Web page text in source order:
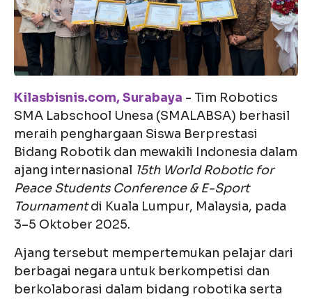
Kilasbisnis.com, Surabaya - Tim Robotics
SMA Labschool Unesa (SMALABSA) berhasil
meraih penghargaan Siswa Berprestasi
Bidang Robotik dan mewakili Indonesia dalam
ajang internasional 15th World Robotic for
Peace Students Conference & E-Sport
Tournamentdi Kuala Lumpur, Malaysia, pada
3–5 Oktober 2025.
Ajang tersebut mempertemukan pelajar dari
berbagai negara untuk berkompetisi dan
berkolaborasi dalam bidang robotika serta